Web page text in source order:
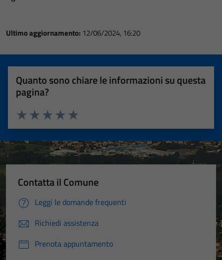
Ultimo aggiornamento: 12/06/2024, 16:20
Quanto sono chiare le informazioni su questa
pagina?
Valuta 5 stelle su 5
Valuta 4 stelle su 5
Valuta 3 stelle su 5
Valuta 2 stelle su 5
Valuta 1 stelle su 5
Contatta il Comune
Leggi le domande frequenti
Richiedi assistenza
Prenota appuntamento